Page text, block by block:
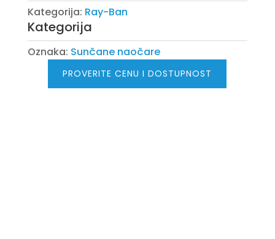
Kategorija: Ray-Ban
Kategorija
Oznaka: Sunčane naočare
PROVERITE CENU I DOSTUPNOST